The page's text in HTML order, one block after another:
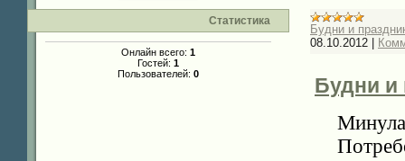
Статистика
Онлайн всего: 1
Гостей: 1
Пользователей: 0
Будни и
08.10.2012 |
Будни и